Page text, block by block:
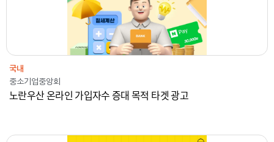
국내
중소기업중앙회
노란우산 온라인 가입자수 증대 목적 타겟 광고